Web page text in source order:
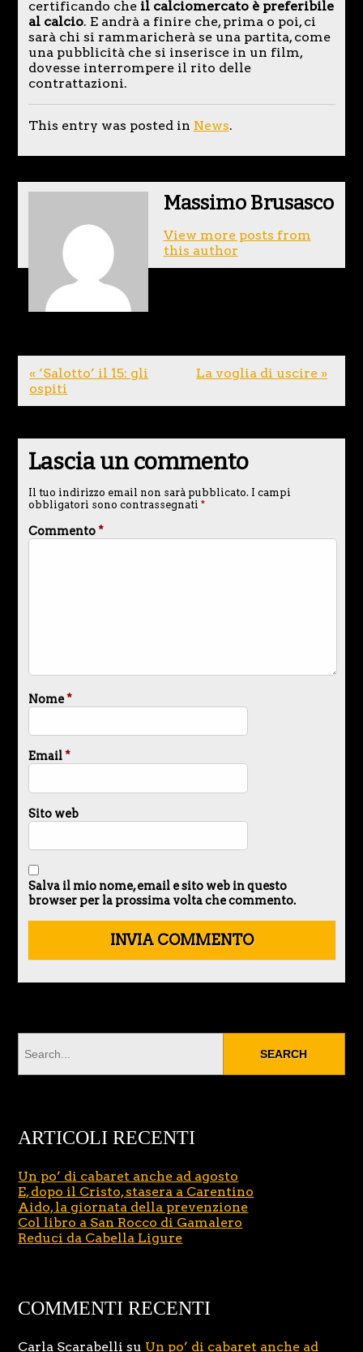
certificando cheil calciomercato è preferibile
al calcio. E andrà a finire che, prima o poi, ci
sarà chi si rammaricherà se una partita, come
una pubblicità che si inserisce in un film,
dovesse interrompere il rito delle
contrattazioni.
This entry was posted in News.
Massimo Brusasco
View more posts from
this author
« ‘Salotto’ il 15: gli
ospiti
La voglia di uscire »
Lascia un commento
Il tuo indirizzo email non sarà pubblicato. I campi
obbligatori sono contrassegnati *
Commento*
Nome*
Email*
Sito web
Salva il mio nome, email e sito web in questo
browser per la prossima volta che commento.
ARTICOLI RECENTI
Un po’ di cabaret anche ad agosto
E, dopo il Cristo, stasera a Carentino
Aido, la giornata della prevenzione
Col libro a San Rocco di Gamalero
Reduci da Cabella Ligure
COMMENTI RECENTI
Carla Scarabelli su Un po’ di cabaret anche ad